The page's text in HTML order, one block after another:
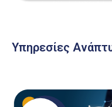
Υπηρεσίες